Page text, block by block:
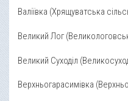
Валіївка (Хрящуватська
Великий Лог
Великий Суходіл
Верхньогарасимівка